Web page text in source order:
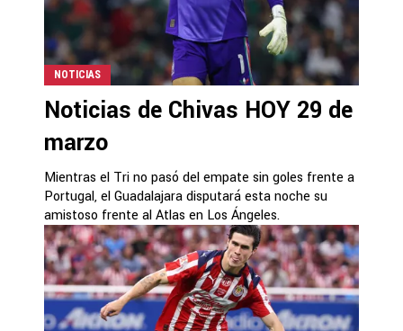
NOTICIAS
Noticias de Chivas HOY 29 de
marzo
Mientras el Tri no pasó del empate sin goles frente a
Portugal, el Guadalajara disputará esta noche su
amistoso frente al Atlas en Los Ángeles.